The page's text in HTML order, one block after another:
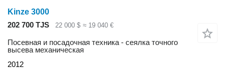
Kinze 3000
202 700 TJS
22 000 $ ≈ 19 040 €
Посевная и посадочная техника - сеялка точного
высева механическая
2012